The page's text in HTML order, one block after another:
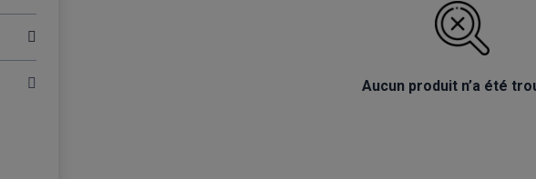
Aucun produit n’a été